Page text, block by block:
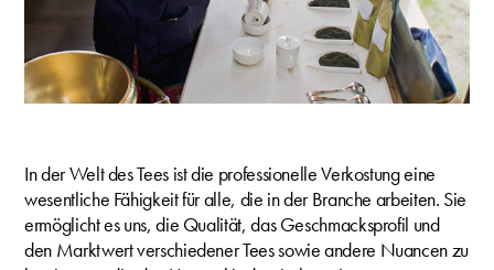
In der Welt des Tees ist die professionelle Verkostung eine
wesentliche Fähigkeit für alle, die in der Branche arbeiten. Sie
ermöglicht es uns, die Qualität, das Geschmacksprofil und
den Marktwert verschiedener Tees sowie andere Nuancen zu